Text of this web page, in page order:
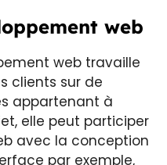
web
web travaille
clients sur de
appartenant à
elle peut participer
avec la conception
par exemple,